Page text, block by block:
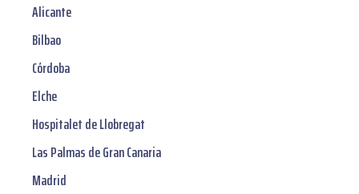
Alicante
Bilbao
Córdoba
Elche
Hospitalet de Llobregat
Las Palmas de Gran Canaria
Madrid